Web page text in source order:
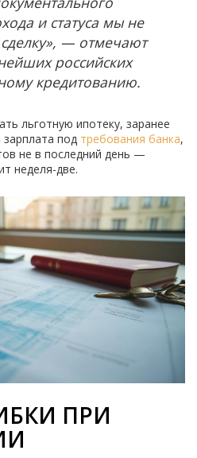
и статуса мы не
— отмечают
российских
кредитованию.
льготную ипотеку, заранее
под требования банка,
не в последний день —
неделя-две.
ПРИ